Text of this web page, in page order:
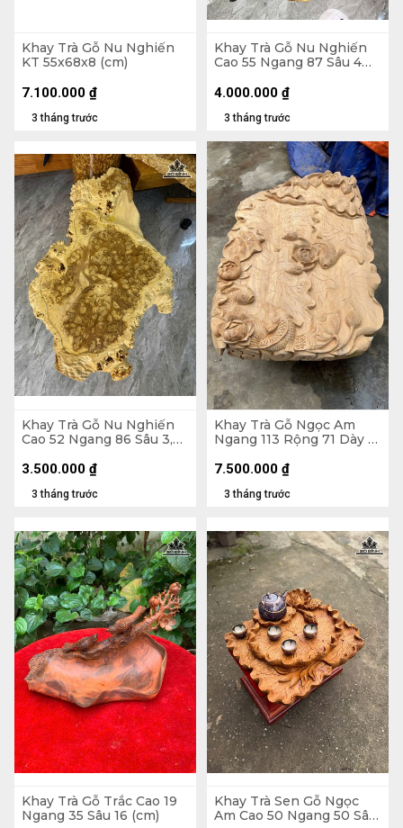
Khay Trà Gỗ Nu Nghiến
KT 55x68x8 (cm)
3 tháng trước
7.100.000 ₫
Khay Trà Gỗ Nu Nghiến
Cao 55 Ngang 87 Sâu 4
3 tháng trước
4.000.000 ₫
Khay Trà Gỗ Nu Nghiến
Cao 52 Ngang 86 Sâu 3,5
3 tháng trước
3.500.000 ₫
Khay Trà Gỗ Ngọc Am
Ngang 113 Rộng 71 Dày 18
3 tháng trước
7.500.000 ₫
Khay Trà Gỗ Trắc Cao 19
Ngang 35 Sâu 16 (cm)
Khay Trà Sen Gỗ Ngọc
Am Cao 50 Ngang 50 Sâu